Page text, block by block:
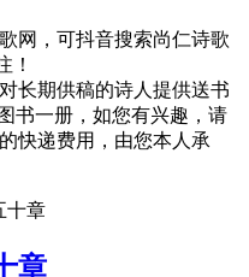
网，可抖音搜索尚仁诗歌
！
长期供稿的诗人提供送书
书一册，如您有兴趣，请
快递费用，由您本人承
十章
章